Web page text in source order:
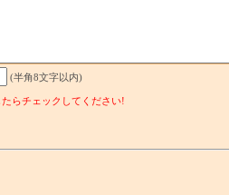
(半角8文字以内)
らチェックしてください!